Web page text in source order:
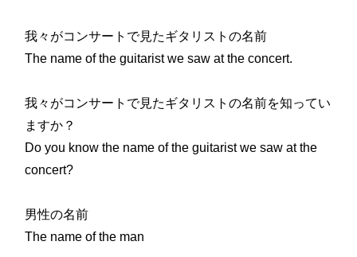
我々がコンサートで見たギタリストの名前
The name of the guitarist we saw at the concert.
我々がコンサートで見たギタリストの名前を知ってい
ますか？
Do you know the name of the guitarist we saw at the
concert?
男性の名前
The name of the man